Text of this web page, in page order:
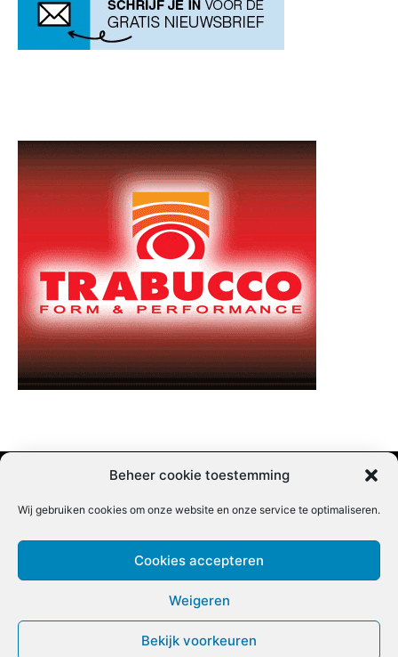
Beheer cookie toestemming
Wij gebruiken cookies om onze website en onze service te optimaliseren.
Cookies accepteren
Weigeren
Bekijk voorkeuren
Nieuwsbrief inschrijven | Partner content